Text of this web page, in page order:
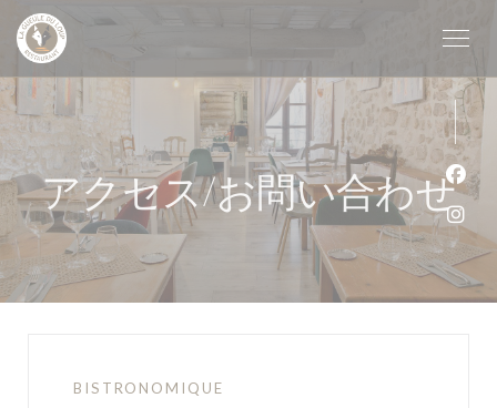
クッキー利用の管理について
アクセス/お問い合わせ
BISTRONOMIQUE